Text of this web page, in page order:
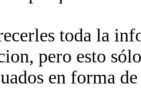
toda la
pero esto
en forma